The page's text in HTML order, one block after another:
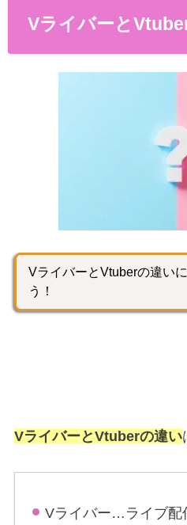
Vライバーと
VライバーとVtuberの違い
う！
VライバーとVtuberの違い
Vライバー…ライブ配